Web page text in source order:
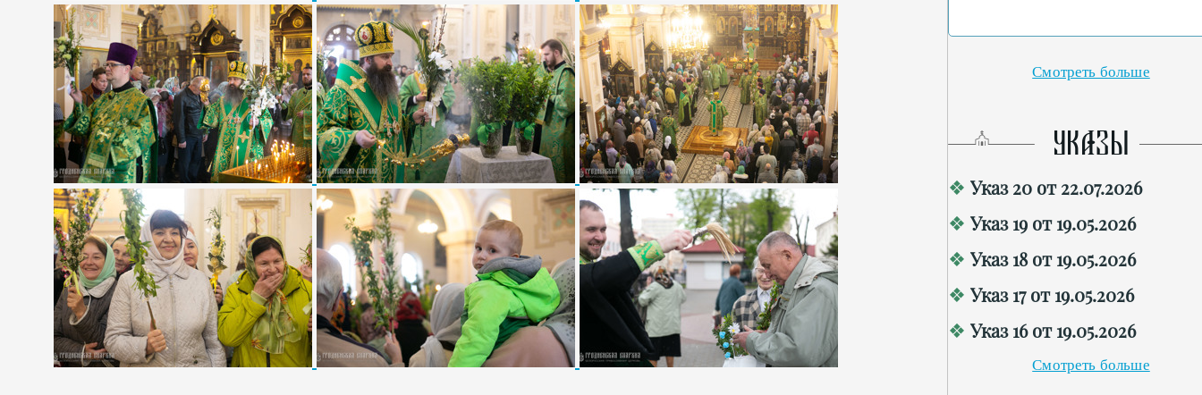
Смотреть больше
УКАЗЫ
Указ 20 от 22.07.2026
Указ 19 от 19.05.2026
Указ 18 от 19.05.2026
Указ 17 от 19.05.2026
Указ 16 от 19.05.2026
Смотреть больше